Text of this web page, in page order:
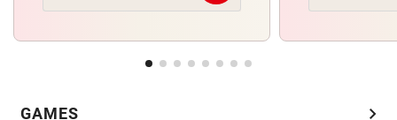
GAMES chevron_right